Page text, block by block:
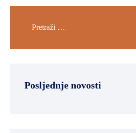
Posljednje novosti